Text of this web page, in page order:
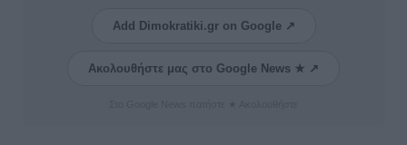
Add Dimokratiki.gr on Google ↗
Ακολουθήστε μας στο Google News ★ ↗